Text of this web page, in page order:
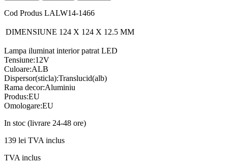
Cod Produs LALW14-1466
DIMENSIUNE 124 X 124 X 12.5 MM
Lampa iluminat interior patrat LED
Tensiune:12V
Culoare:ALB
Dispersor(sticla):Translucid(alb)
Rama decor:Aluminiu
Produs:EU
Omologare:EU
In stoc (livrare 24-48 ore)
139 lei TVA inclus
TVA inclus